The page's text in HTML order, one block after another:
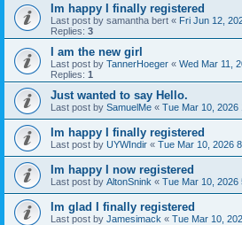
Im happy I finally registered
Last post by samantha bert « Fri Jun 12,
Replies: 3
I am the new girl
Last post by TannerHoeger « Wed Mar 11,
Replies: 1
Just wanted to say Hello.
Last post by SamuelMe « Tue Mar 10, 2026
Im happy I finally registered
Last post by UYWIndir « Tue Mar 10, 2026
Im happy I now registered
Last post by AltonSnink « Tue Mar 10, 2026
Im glad I finally registered
Last post by Jamesimack « Tue Mar 10,